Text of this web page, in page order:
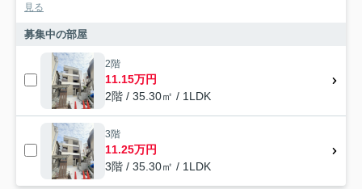
見る
募集中の部屋
2階
11.15万円
2階 / 35.30㎡ / 1LDK
3階
11.25万円
3階 / 35.30㎡ / 1LDK